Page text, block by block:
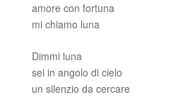
amore con fortuna
mi chiamo luna
Dimmi luna
sei in angolo di cielo
un silenzio da cercare